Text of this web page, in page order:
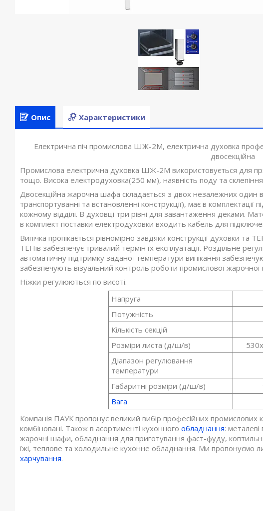
Опис Характеристики
Електрична піч промислова ШЖ-2М, електрична духовка
двосекційна
Промислова електрична духовка ШЖ-2М використовується для
тощо. Висока електродуховка(250 мм), наявність поду та
Двосекційна жарочна шафа складається з двох незалежних один
транспортуванні та встановленні конструкції), має в
кожному відділі. В духовці три рівні для завантаження деками.
в комплект поставки електродуховки входить кабель для
Випічка пропікається рівномірно завдяки конструкції духовки та
ТЕНів забезпечує тривалий термін їх експлуатації. Роздільне
автоматичну підтримку заданої температури випікання
забезпечують візуальний контроль роботи промислової
Ніжки регулюються по висоті.
Напруга
Потужність
Кількість секцій
Розміри листа (д/ш/в)
Діапазон регулювання
температури
Габаритні розміри (д/ш/в)
Вага
Компанія ПАУК пропонує великий вибір професійних промислових
комбіновані. Також в асортименті кухонного обладнання:
жарочні шафи, обладнання для приготування фаст-фуду, коптильні,
їжі, теплове та холодильне кухонне обладнання. Ми пропонуємо
харчування.